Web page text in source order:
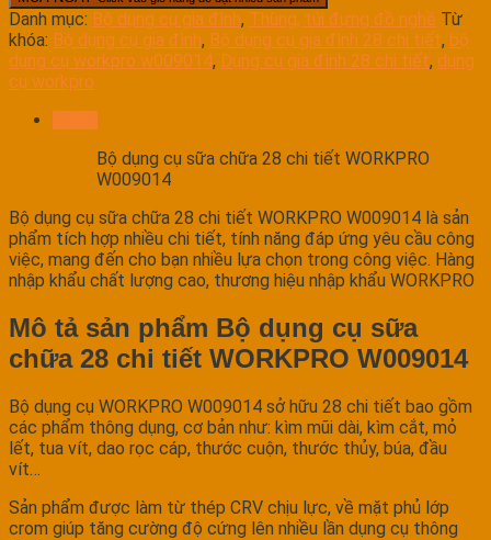
Danh mục: Bộ dụng cụ gia đình, Thùng, túi đựng đồ nghề Từ
khóa: Bộ dụng cụ gia đình, Bộ dụng cụ gia đình 28 chi tiết, bộ
dụng cụ workpro w009014, Dụng cụ gia đình 28 chi tiết, dụng
cụ workpro
Bộ dụng cụ sữa chữa 28 chi tiết WORKPRO
W009014
Bộ dụng cụ sữa chữa 28 chi tiết WORKPRO W009014 là sản
phẩm tích hợp nhiều chi tiết, tính năng đáp ứng yêu cầu công
việc, mang đến cho bạn nhiều lựa chọn trong công việc. Hàng
nhập khẩu chất lượng cao, thương hiệu nhập khẩu WORKPRO
Mô tả sản phẩm Bộ dụng cụ sữa
chữa 28 chi tiết WORKPRO W009014
Bộ dụng cụ WORKPRO W009014 sở hữu 28 chi tiết bao gồm
các phẩm thông dụng, cơ bản như: kìm mũi dài, kìm cắt, mỏ
lết, tua vít, dao rọc cáp, thước cuộn, thước thủy, búa, đầu
vít…
Sản phẩm được làm từ thép CRV chịu lực, về mặt phủ lớp
crom giúp tăng cường độ cứng lên nhiều lần dụng cụ thông